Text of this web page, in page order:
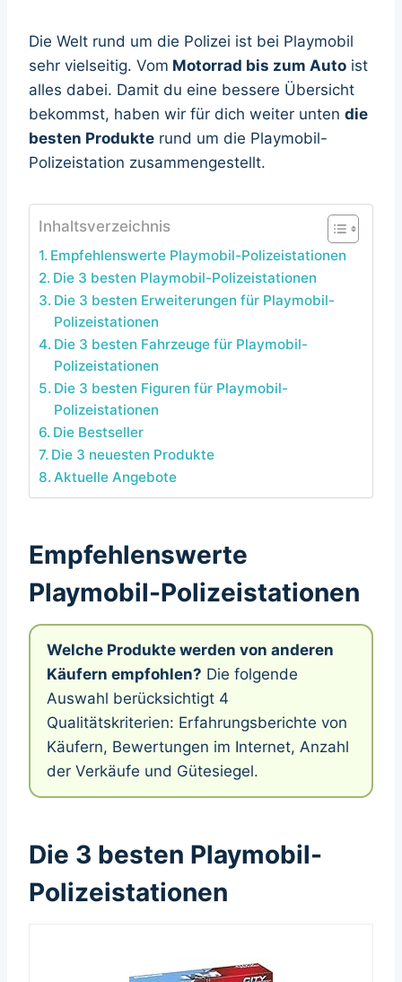
Die Welt rund um die Polizei ist bei Playmobil
sehr vielseitig. Vom Motorrad bis zum Auto ist
alles dabei. Damit du eine bessere Übersicht
bekommst, haben wir für dich weiter unten die
besten Produkte rund um die Playmobil-
Polizeistation zusammengestellt.
Inhaltsverzeichnis
Empfehlenswerte Playmobil-Polizeistationen
Die 3 besten Playmobil-Polizeistationen
Die 3 besten Erweiterungen für Playmobil-
Polizeistationen
Die 3 besten Fahrzeuge für Playmobil-
Polizeistationen
Die 3 besten Figuren für Playmobil-
Polizeistationen
Die Bestseller
Die 3 neuesten Produkte
Aktuelle Angebote
Empfehlenswerte
Playmobil-Polizeistationen
Welche Produkte werden von anderen
Käufern empfohlen? Die folgende
Auswahl berücksichtigt 4
Qualitätskriterien: Erfahrungsberichte von
Käufern, Bewertungen im Internet, Anzahl
der Verkäufe und Gütesiegel.
Die 3 besten Playmobil-
Polizeistationen